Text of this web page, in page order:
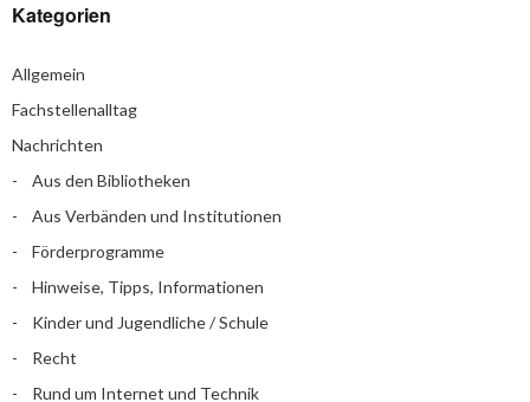
Kategorien
Allgemein
Fachstellenalltag
Nachrichten
Aus den Bibliotheken
Aus Verbänden und Institutionen
Förderprogramme
Hinweise, Tipps, Informationen
Kinder und Jugendliche / Schule
Recht
Rund um Internet und Technik